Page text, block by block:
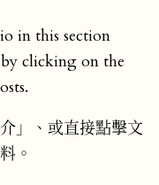
in this section
clicking on the
」、或直接點擊文
。